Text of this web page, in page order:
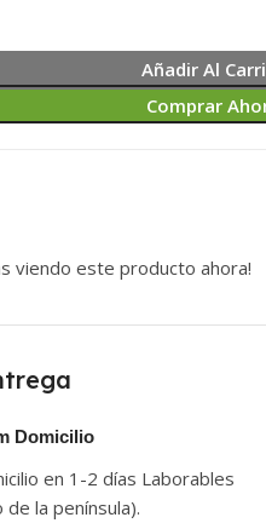
Añadir Al
Comprar
viendo este producto ahora!
Domicilio
en 1-2 días Laborables
la península).